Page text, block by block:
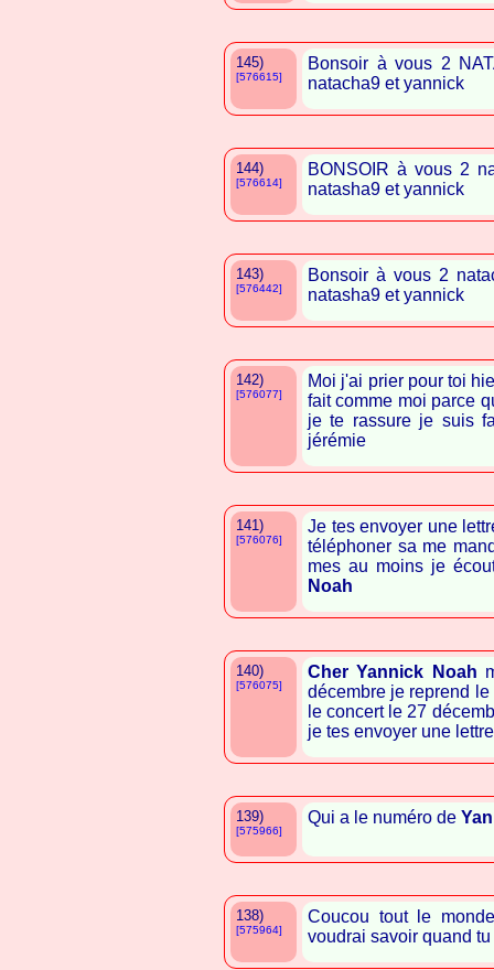
145)
[576615]
Bonsoir à vous 2
natacha9 et yannick
144)
[576614]
BONSOIR à vous 2
natasha9 et yannick
143)
[576442]
Bonsoir à vous 2
natasha9 et yannick
142)
[576077]
Moi j'ai prier pour toi
fait comme moi parce
je te rassure je suis
jérémie
141)
[576076]
Je tes envoyer une
téléphoner sa me
mes au moins je
Noah
140)
[576075]
Cher Yannick Noah
décembre je reprend
le concert le 27
je tes envoyer une
139)
[575966]
Qui a le numéro de
138)
[575964]
Coucou tout le
voudrai savoir quand